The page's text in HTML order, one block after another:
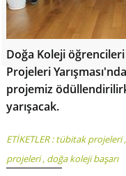
Doğa Koleji öğrencileri
Projeleri
projemiz
yarışacak.
ETİKETLER :tübitak projeleri,
projeleri, doğa koleji başarı